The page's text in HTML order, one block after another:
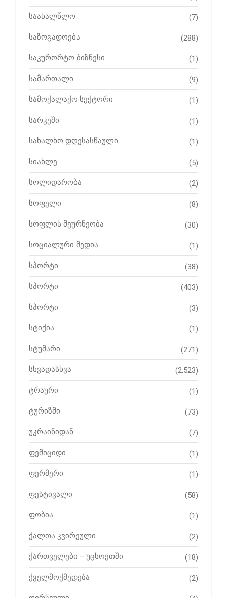
საახალწლო (7)
საზოგადოება (288)
საკურორტო ბიზნესი (1)
სამართალი (9)
სამოქალაქო სექტორი (1)
სარკეში (1)
სახალხო დღესასწაული (1)
სიახლე (5)
სოლიდარობა (2)
სოფელი (8)
სოფლის მეურნეობა (30)
სოციალური მედია (1)
სპორტი (38)
სპორტი (403)
სპორტი (3)
სტიქია (1)
სტუმარი (271)
სხვადასხვა (2,523)
ტრაური (1)
ტურიზმი (73)
უკრაინიდან (7)
ფემიციდი (1)
ფერმერი (1)
ფესტივალი (58)
ფობია (1)
ქალთა კვირეული (2)
ქართველები – უცხოეთში (18)
ქველმოქმედება (2)